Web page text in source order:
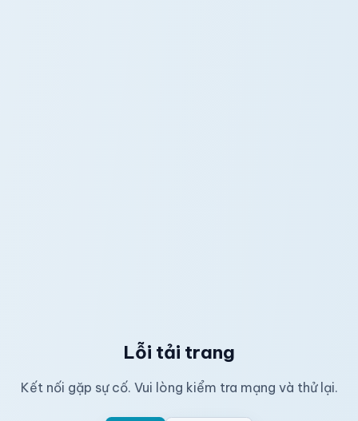
Lỗi tải trang
Kết nối gặp sự cố. Vui lòng kiểm tra mạng và thử lại.